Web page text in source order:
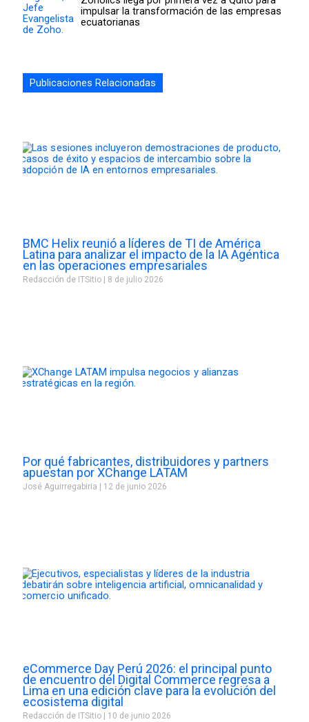
impulsar la transformación de las empresas
ecuatorianas
Publicaciones Relacionadas
BMC Helix reunió a líderes de TI de América
Latina para analizar el impacto de la IA Agéntica
en las operaciones empresariales
Redacción de ITSitio 8 de julio 2026
Por qué fabricantes, distribuidores y partners
apuestan por XChange LATAM
José Aguirregabiria 12 de junio 2026
eCommerce Day Perú 2026: el principal punto
de encuentro del Digital Commerce regresa a
Lima en una edición clave para la evolución del
ecosistema digital
Redacción de ITSitio 10 de junio 2026